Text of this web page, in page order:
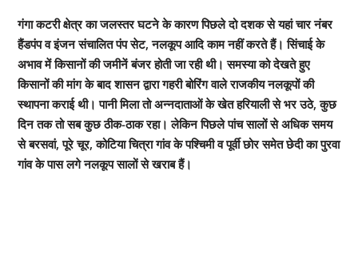
गंगा कटरी क्षेत्र का जलस्तर घटने के कारण पिछले दो दशक से यहां चार नंबर
हैंडपंप व इंजन संचालित पंप सेट, नलकूप आदि काम नहीं करते हैं। सिंचाई के
अभाव में किसानों की जमीनें बंजर होती जा रही थी। समस्या को देखते हुए
किसानों की मांग के बाद शासन द्वारा गहरी बोरिंग वाले राजकीय नलकूपों की
स्थापना कराई थी। पानी मिला तो अन्नदाताओं के खेत हरियाली से भर उठे, कुछ
दिन तक तो सब कुछ ठीक-ठाक रहा। लेकिन पिछले पांच सालों से अधिक समय
से बरसवां, पूरे चूर, कोटिया चित्रा गांव के पश्चिमी व पूर्वी छोर समेत छेदी का पुरवा
गांव के पास लगे नलकूप सालों से खराब हैं।